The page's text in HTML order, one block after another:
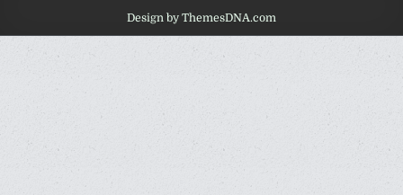
Design by ThemesDNA.com